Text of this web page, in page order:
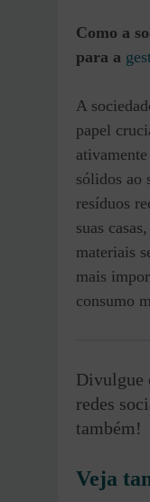
Como a
para a
A
papel
sólidos ao
resíduos
suas
materiais
mais
consumo
Divulgue
redes
também!
Veja